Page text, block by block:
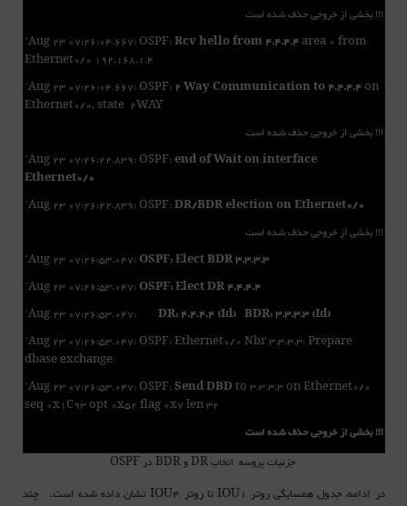
!!! بخشی از خروجی حذف شده است
*Aug 23 07:26:04.667: OSPF:Rcv hello from 4.4.4.4area 0 from
Ethernet0/0 192.168.1.4
*Aug 23 07:26:04.667: OSPF:2 Way Communication to 4.4.4.4on
Ethernet0/0, state 2WAY
!!! بخشی از خروجی حذف شده است
*Aug 23 07:26:22.839: OSPF:end of Wait on interface
Ethernet0/0
*Aug 23 07:26:22.839: OSPF:DR/BDR election on Ethernet0/0
!!! بخشی از خروجی حذف شده است
*Aug 23 07:26:53.047:OSPF: Elect BDR 3.3.3.3
*Aug 23 07:26:53.047:OSPF: Elect DR 4.4.4.4
*Aug 23 07:26:53.047: DR: 4.4.4.4 (Id) BDR: 3.3.3.3 (Id)
*Aug 23 07:26:53.047: OSPF: Ethernet0/0 Nbr 3.3.3.3: Prepare
dbase exchange
*Aug 23 07:26:53.047: OSPF:Send DBDto 3.3.3.3 on Ethernet0/0
seq 0x1C93 opt 0x52 flag 0x7 len 32
!!! بخشی از خروجی حذف شده است
جزئیات پروسه اتخاب DR و BDR در OSPF
در ادامه، جدول همسایگی روتر IOU1 تا روتر IOU4 نشان داده شده است. چند